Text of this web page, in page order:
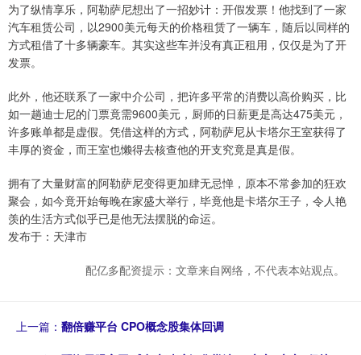
为了纵情享乐，阿勒萨尼想出了一招妙计：开假发票！他找到了一家
汽车租赁公司，以2900美元每天的价格租赁了一辆车，随后以同样的
方式租借了十多辆豪车。其实这些车并没有真正租用，仅仅是为了开
发票。
此外，他还联系了一家中介公司，把许多平常的消费以高价购买，比
如一趟迪士尼的门票竟需9600美元，厨师的日薪更是高达475美元，
许多账单都是虚假。凭借这样的方式，阿勒萨尼从卡塔尔王室获得了
丰厚的资金，而王室也懒得去核查他的开支究竟是真是假。
拥有了大量财富的阿勒萨尼变得更加肆无忌惮，原本不常参加的狂欢
聚会，如今竟开始每晚在家盛大举行，毕竟他是卡塔尔王子，令人艳
羡的生活方式似乎已是他无法摆脱的命运。
发布于：天津市
配亿多配资提示：文章来自网络，不代表本站观点。
上一篇： 翻倍赚平台 CPO概念股集体回调